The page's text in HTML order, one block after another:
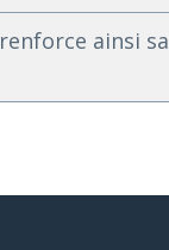
ainsi sa